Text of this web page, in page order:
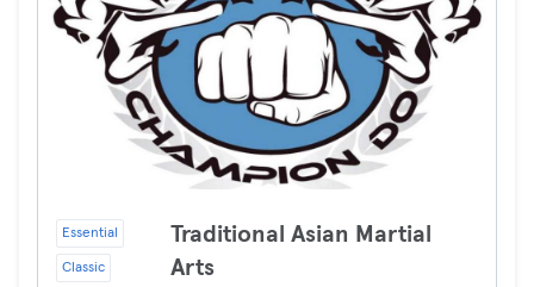
Essential
Classic
Traditional Asian Martial
Arts